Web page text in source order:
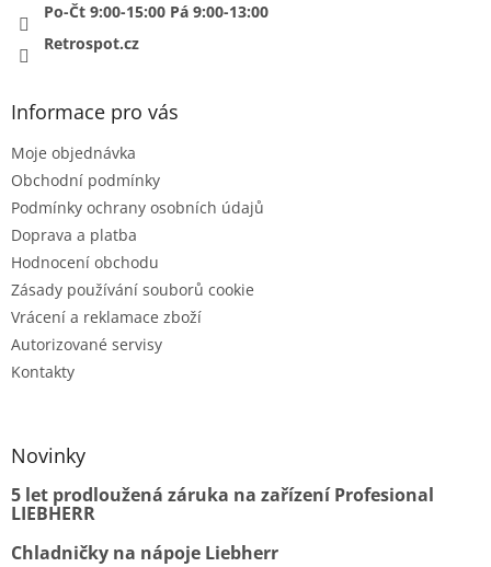
Po-Čt 9:00-15:00 Pá 9:00-13:00
Retrospot.cz
Informace pro vás
Moje objednávka
Obchodní podmínky
Podmínky ochrany osobních údajů
Doprava a platba
Hodnocení obchodu
Zásady používání souborů cookie
Vrácení a reklamace zboží
Autorizované servisy
Kontakty
Novinky
5 let prodloužená záruka na zařízení Profesional
LIEBHERR
Chladničky na nápoje Liebherr